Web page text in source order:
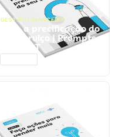
GESTÃO FINANCEIRA
Faça a precificação do
seu serviço | Prompts
ChatGPT